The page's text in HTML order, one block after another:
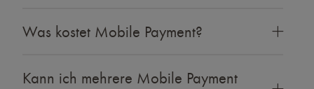
Was kostet Mobile Payment?
Kann ich mehrere Mobile Payment